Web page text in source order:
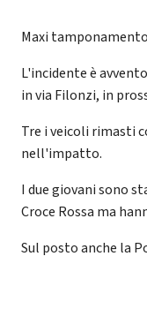
Maxi
L'incidente è
in via Filonzi, in
Tre i veicoli rimasti
nell'impatto.
I due giovani sono
Croce Rossa ma
Sul posto anche la